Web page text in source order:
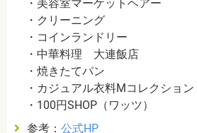
・美容室マーケットヘアー
・クリーニング
・コインランドリー
・中華料理 大連飯店
・焼きたてパン
・カジュアル衣料Mコレクション
・100円SHOP（ワッツ）
参考： 公式HP